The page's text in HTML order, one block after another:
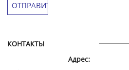
КОНТАКТЫ
Адрес: